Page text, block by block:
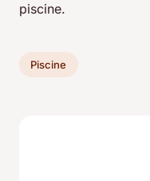
piscine.
Piscine